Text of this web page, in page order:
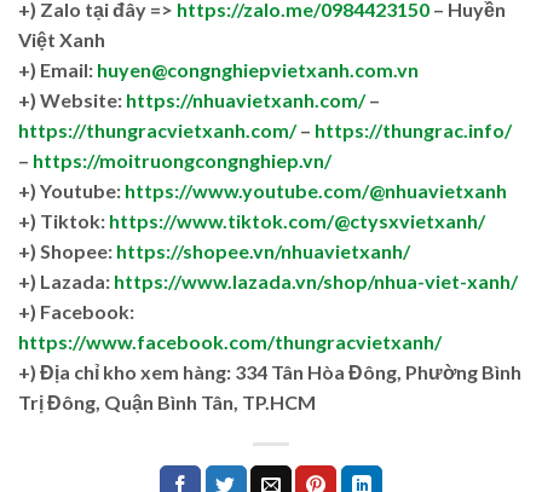
+) Zalo tại đây => https://zalo.me/0984423150 – Huyền
Việt Xanh
+) Email: huyen@congnghiepvietxanh.com.vn
+) Website: https://nhuavietxanh.com/–
https://thungracvietxanh.com/– https://thungrac.info/
– https://moitruongcongnghiep.vn/
+) Youtube: https://www.youtube.com/@nhuavietxanh
+) Tiktok: https://www.tiktok.com/@ctysxvietxanh/
+) Shopee: https://shopee.vn/nhuavietxanh/
+) Lazada: https://www.lazada.vn/shop/nhua-viet-xanh/
+) Facebook:
https://www.facebook.com/thungracvietxanh/
+) Địa chỉ kho xem hàng: 334 Tân Hòa Đông, Phường Bình
Trị Đông, Quận Bình Tân, TP.HCM